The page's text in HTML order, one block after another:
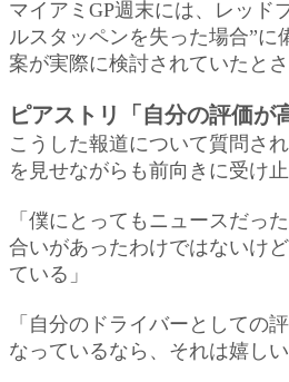
マイアミGP週末には、レッド
ルスタッペンを失った場合”に
案が実際に検討されていたとさ
ピアストリ「自分の評価が
こうした報道について質問さ
を見せながらも前向きに受け
「僕にとってもニュースだっ
合いがあったわけではないけ
ている」
「自分のドライバーとしての
なっているなら、それは嬉しい